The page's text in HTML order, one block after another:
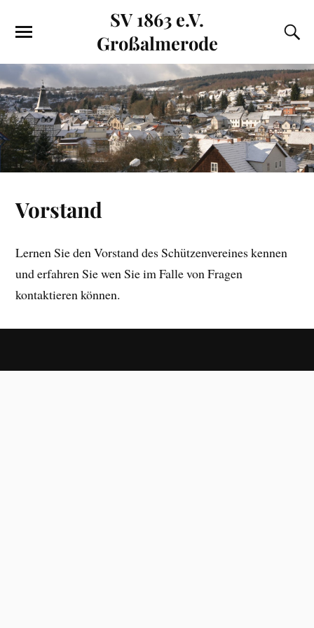
SV 1863 e.V.
Großalmerode
Vorstand
Lernen Sie den Vorstand des Schützenvereines kennen
und erfahren Sie wen Sie im Falle von Fragen
kontaktieren können.